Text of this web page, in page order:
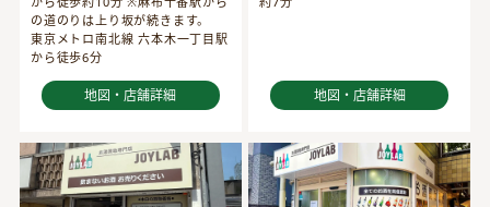
の道のりは上り坂が続きます。
東京メトロ南北線 六本木一丁目駅
から徒歩6分
地図・店舗詳細 地図・店舗詳細